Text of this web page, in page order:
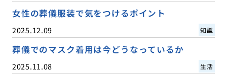
女性の葬儀服装で気をつけるポイント
2025.12.09 知識
葬儀でのマスク着用は今どうなっているか
2025.11.08 生活